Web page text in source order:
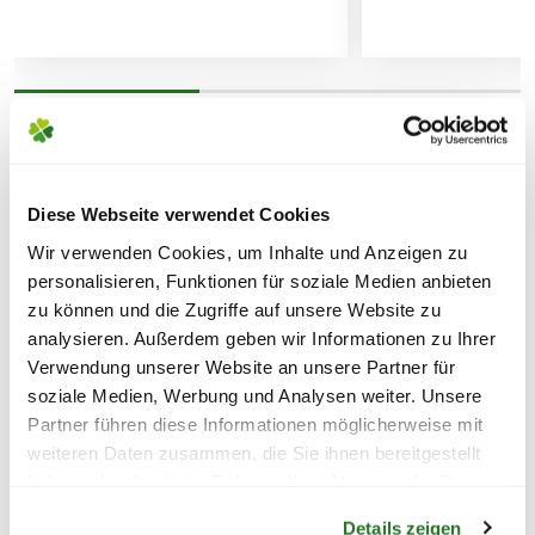
Diese Webseite verwendet Cookies
Wir verwenden Cookies, um Inhalte und Anzeigen zu
personalisieren, Funktionen für soziale Medien anbieten
zu können und die Zugriffe auf unsere Website zu
analysieren. Außerdem geben wir Informationen zu Ihrer
Verwendung unserer Website an unsere Partner für
soziale Medien, Werbung und Analysen weiter. Unsere
Partner führen diese Informationen möglicherweise mit
weiteren Daten zusammen, die Sie ihnen bereitgestellt
Details zeigen
80 % aus Rezyklat.
jeden Gärtner.
Anwendung
Um Deine Pflanzen mit COMPO BIO Blaudünger zu
düngen, arbeite ihn drei bis vier Zentimeter tief in die
Erde ein und wässer anschließend ausreichend. So
sind Deine Pflanzen für fünf bis sechs Wochen mit
allen Nährstoffen versorgt.
KÖNNEN ENTSTEHEN
PAKETVERSAND
6,95€
für Standardpakete (z.B.Dünger oder
Zubehör)
7,95€für größere Pakete (z.B. Pflanzen oder
Erde)
SPERRGUTVERSAND